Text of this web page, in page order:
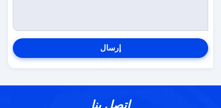
إرسال
اتصل بنا